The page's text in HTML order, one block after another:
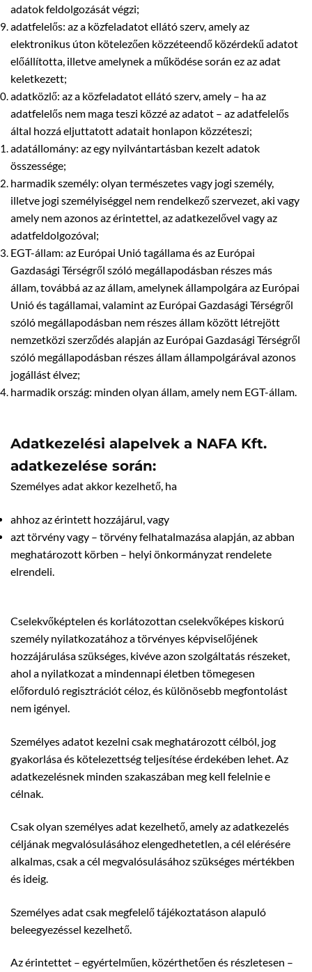
adatok feldolgozását végzi;
adatfelelős: az a közfeladatot ellátó szerv, amely az
elektronikus úton kötelezően közzéteendő közérdekű adatot
előállította, illetve amelynek a működése során ez az adat
keletkezett;
adatközlő: az a közfeladatot ellátó szerv, amely – ha az
adatfelelős nem maga teszi közzé az adatot – az adatfelelős
által hozzá eljuttatott adatait honlapon közzéteszi;
adatállomány: az egy nyilvántartásban kezelt adatok
összessége;
harmadik személy: olyan természetes vagy jogi személy,
illetve jogi személyiséggel nem rendelkező szervezet, aki vagy
amely nem azonos az érintettel, az adatkezelővel vagy az
adatfeldolgozóval;
EGT-állam: az Európai Unió tagállama és az Európai
Gazdasági Térségről szóló megállapodásban részes más
állam, továbbá az az állam, amelynek állampolgára az Európai
Unió és tagállamai, valamint az Európai Gazdasági Térségről
szóló megállapodásban nem részes állam között létrejött
nemzetközi szerződés alapján az Európai Gazdasági Térségről
szóló megállapodásban részes állam állampolgárával azonos
jogállást élvez;
harmadik ország: minden olyan állam, amely nem EGT-állam.
Adatkezelési alapelvek a NAFA Kft.
adatkezelése során:
Személyes adat akkor kezelhető, ha
ahhoz az érintett hozzájárul, vagy
azt törvény vagy – törvény felhatalmazása alapján, az abban
meghatározott körben – helyi önkormányzat rendelete
elrendeli.
Cselekvőképtelen és korlátozottan cselekvőképes kiskorú
személy nyilatkozatához a törvényes képviselőjének
hozzájárulása szükséges, kivéve azon szolgáltatás részeket,
ahol a nyilatkozat a mindennapi életben tömegesen
előforduló regisztrációt céloz, és különösebb megfontolást
nem igényel.
Személyes adatot kezelni csak meghatározott célból, jog
gyakorlása és kötelezettség teljesítése érdekében lehet. Az
adatkezelésnek minden szakaszában meg kell felelnie e
célnak.
Csak olyan személyes adat kezelhető, amely az adatkezelés
céljának megvalósulásához elengedhetetlen, a cél elérésére
alkalmas, csak a cél megvalósulásához szükséges mértékben
és ideig.
Személyes adat csak megfelelő tájékoztatáson alapuló
beleegyezéssel kezelhető.
Az érintettet – egyértelműen, közérthetően és részletesen –